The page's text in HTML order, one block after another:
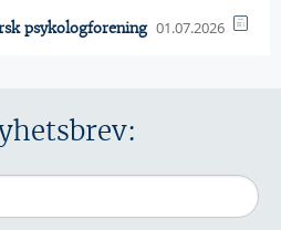
psykologforening 01.07.2026